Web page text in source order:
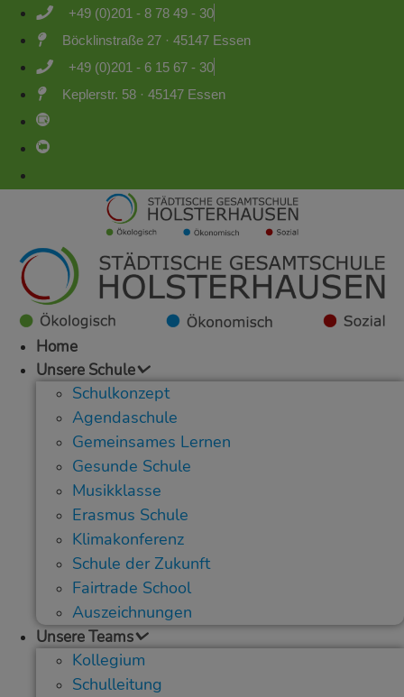
Zum
+49 (0)201 - 8 78 49 - 30
Böcklinstraße 27 · 45147 Essen
+49 (0)201 - 6 15 67 - 30
Keplerstr. 58 · 45147 Essen
Home
Unsere Schule
Schulkonzept
Agendaschule
Gemeinsames Lernen
Gesunde Schule
Musikklasse
Erasmus Schule
Klimakonferenz
Schule der Zukunft
Fairtrade School
Auszeichnungen
Unsere Teams
Kollegium
Schulleitung